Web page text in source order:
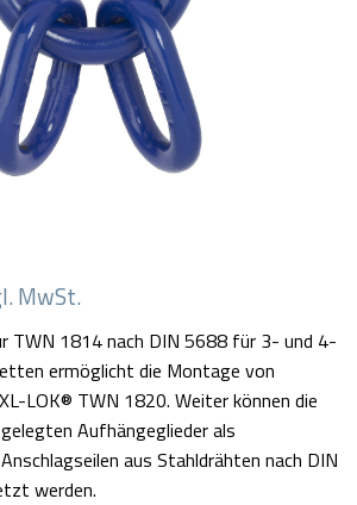
MwSt.
TWN 1814 nach DIN 5688 für 3- und 4-
ermöglicht die Montage von
LOK® TWN 1820. Weiter können die
Aufhängeglieder als
aus Stahldrähten nach DIN
werden.